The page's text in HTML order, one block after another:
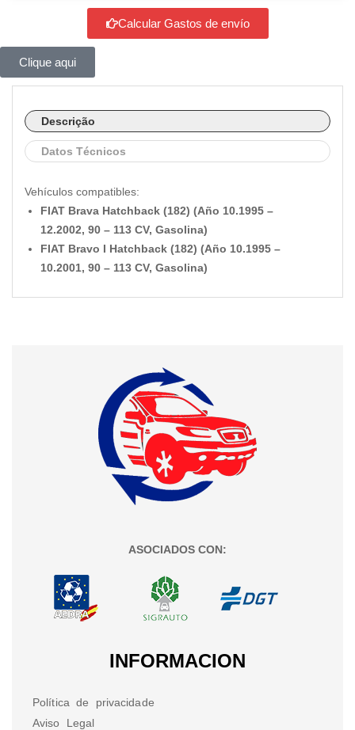
Calcular Gastos de envío
Clique aqui
Descrição
Datos Técnicos
Vehículos compatibles:
FIAT Brava Hatchback (182) (Año 10.1995 –
12.2002, 90 – 113 CV, Gasolina)
FIAT Bravo I Hatchback (182) (Año 10.1995 –
10.2001, 90 – 113 CV, Gasolina)
ASOCIADOS CON:
INFORMACION
Política de privacidade
Aviso Legal